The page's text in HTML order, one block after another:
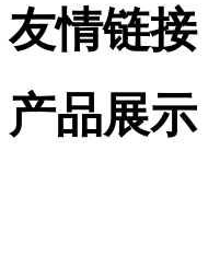
友情链接
产品展示